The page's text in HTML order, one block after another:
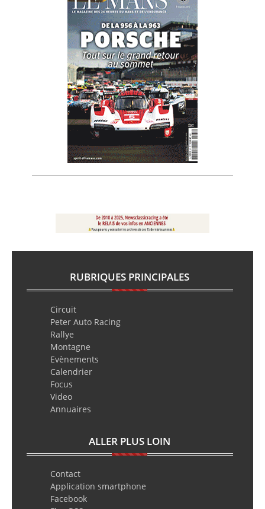
RUBRIQUES PRINCIPALES
Circuit
Peter Auto Racing
Rallye
Montagne
Evènements
Calendrier
Focus
Video
Annuaires
ALLER PLUS LOIN
Contact
Application smartphone
Facebook